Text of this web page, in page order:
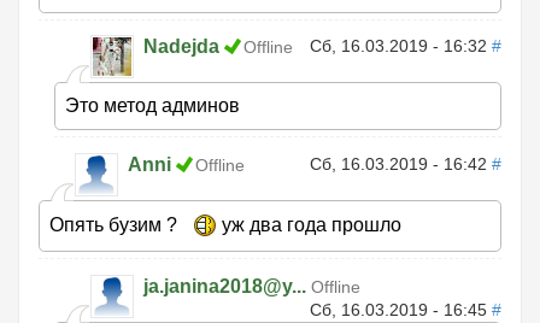
Nadejda Offline Сб, 16.03.2019 - 16:32 #
Это метод админов
Anni Offline Сб, 16.03.2019 - 16:42 #
Опять бузим ? уж два года прошло
ja.janina2018@y... Offline
Сб, 16.03.2019 - 16:45 #